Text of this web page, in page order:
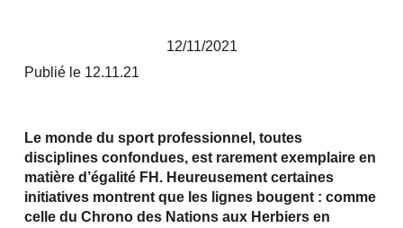
12/11/2021
Publié le 12.11.21
Le monde du sport professionnel, toutes
disciplines confondues, est rarement exemplaire en
matière d’égalité FH. Heureusement certaines
initiatives montrent que les lignes bougent : comme
celle du Chrono des Nations aux Herbiers en